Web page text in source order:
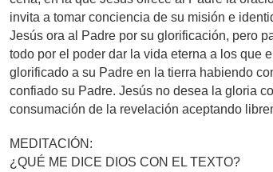
invita a tomar conciencia de su misión e
Jesús ora al Padre por su glorificación, pero
todo por el poder dar la vida eterna a los que
glorificado a su Padre en la tierra habiendo
confiado su Padre. Jesús no desea la gloria
consumación de la revelación aceptando
MEDITACIÓN:
¿QUÉ ME DICE DIOS CON EL TEXTO?